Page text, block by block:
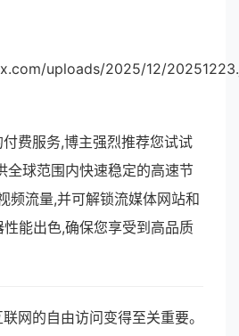
uploads/2025/12/
费服务,博主强烈推荐您试试
全球范围内快速稳定的高速节
频流量,并可解锁流媒体网站和
能出色,确保您享受到高品质
网的自由访问变得至关重要。